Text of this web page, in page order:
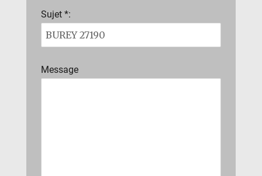
Sujet *:
Message